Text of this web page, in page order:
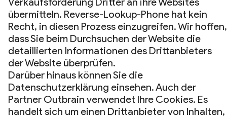
übermitteln. Reverse-Lookup-Phone hat kein
Recht, in diesen Prozess einzugreifen. Wir hoffen,
dass Sie beim Durchsuchen der Website die
detaillierten Informationen des Drittanbieters
der Website überprüfen.
Darüber hinaus können Sie die
Datenschutzerklärung einsehen. Auch der
Partner Outbrain verwendet Ihre Cookies. Es
handelt sich um einen Drittanbieter von Inhalten,